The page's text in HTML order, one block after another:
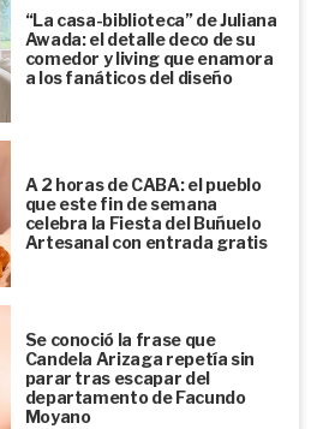
“La casa-biblioteca” de Juliana
Awada: el detalle deco de su
comedor y living que enamora
a los fanáticos del diseño
A 2 horas de CABA: el pueblo
que este fin de semana
celebra la Fiesta del Buñuelo
Artesanal con entrada gratis
Se conoció la frase que
Candela Arizaga repetía sin
parar tras escapar del
departamento de Facundo
Moyano